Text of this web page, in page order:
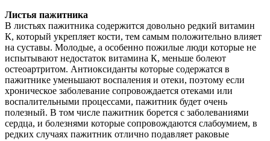
Листья пажитника
В листьях пажитника содержится довольно редкий витамин
К, который укрепляет кости, тем самым положительно влияет
на суставы. Молодые, а особенно пожилые люди которые не
испытывают недостаток витамина К, меньше болеют
остеоартритом. Антиоксиданты которые содержатся в
пажитнике уменьшают воспаления и отеки, поэтому если
хроническое заболевание сопровождается отеками или
воспалительными процессами, пажитник будет очень
полезный. В том числе пажитник борется с заболеваниями
сердца, и болезнями которые сопровождаются слабоумием, в
редких случаях пажитник отлично подавляет раковые